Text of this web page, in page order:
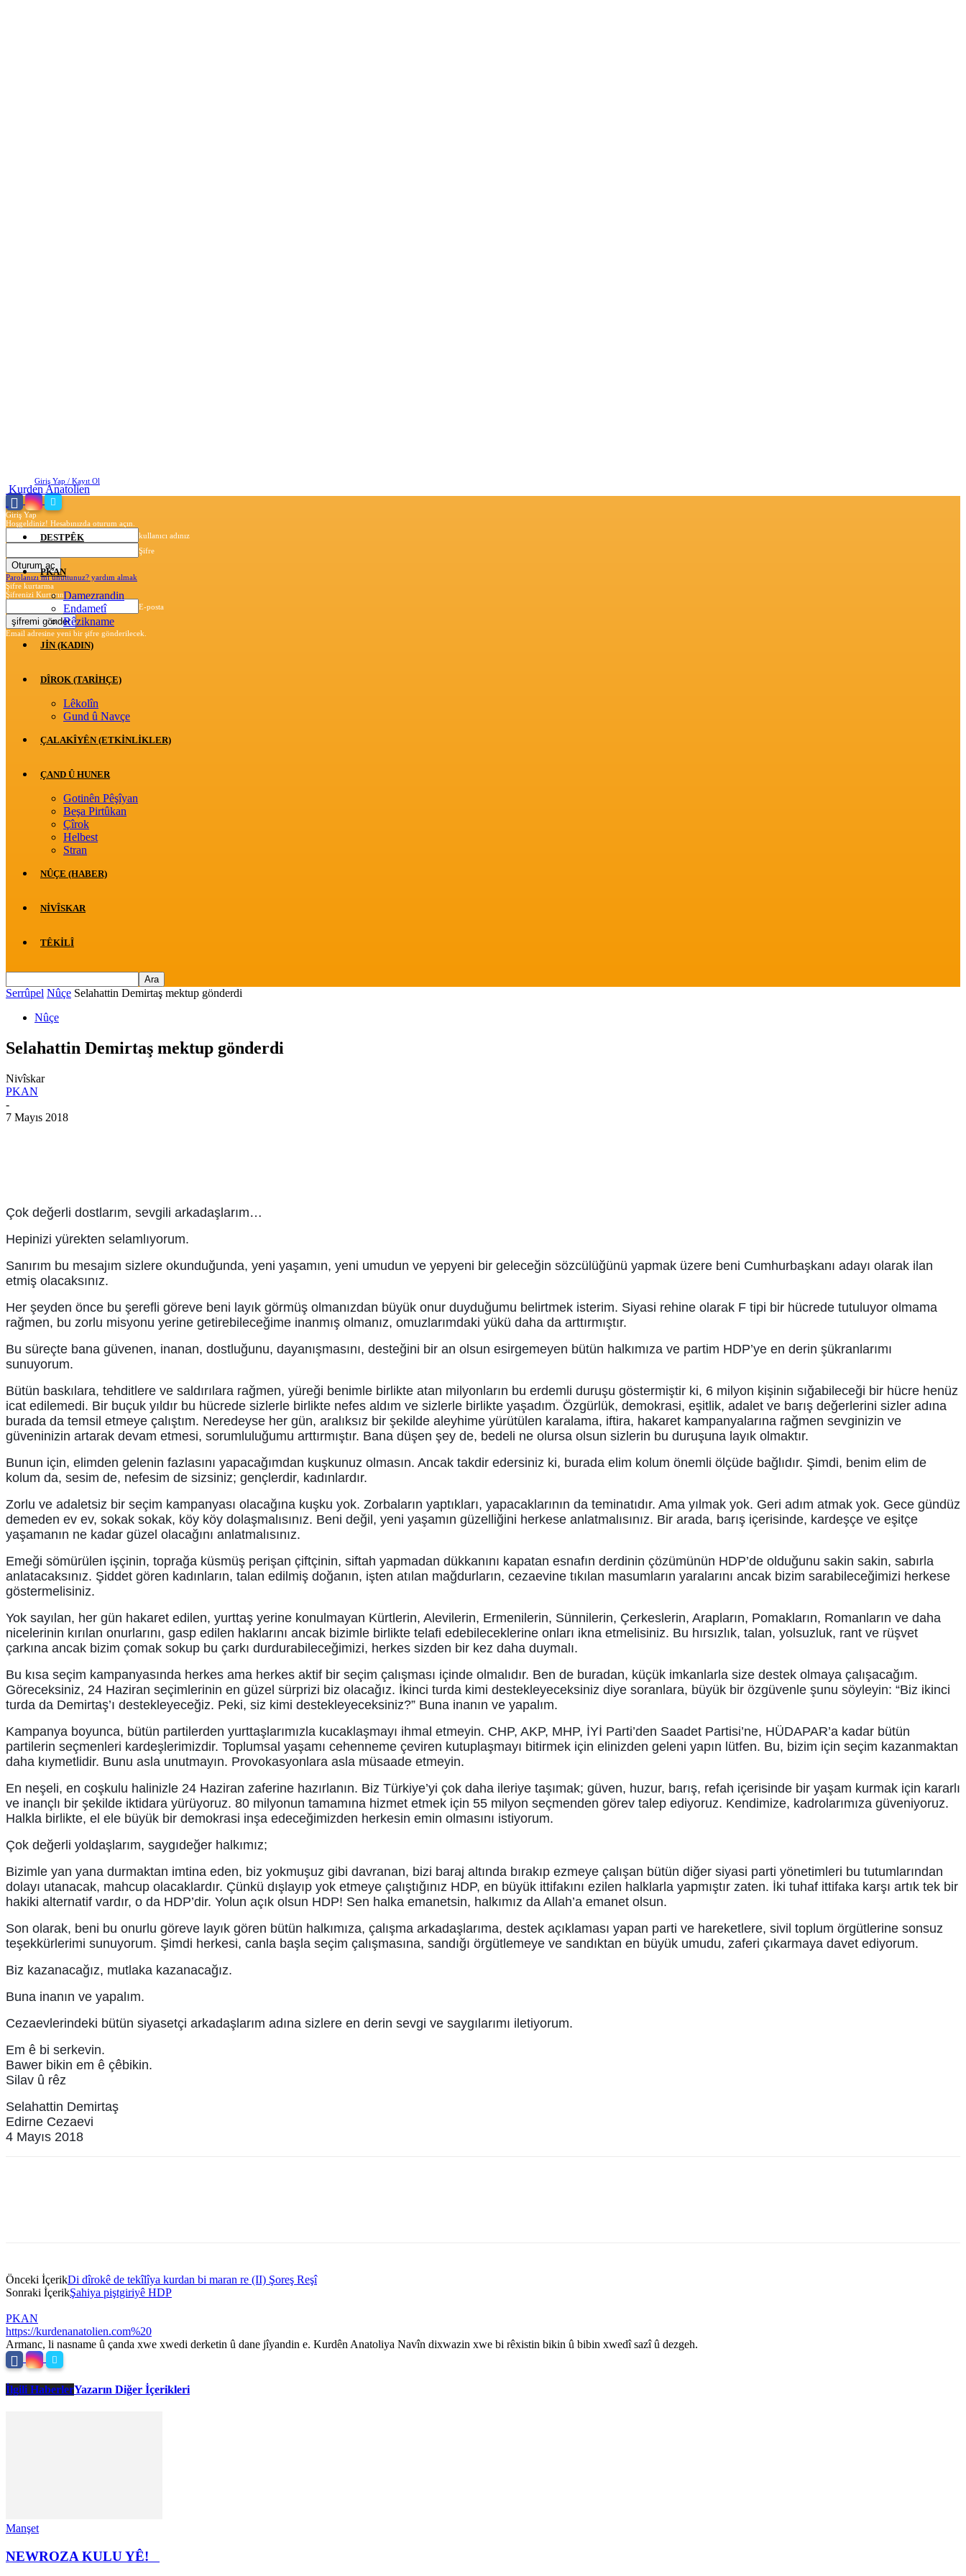
Giriş Yap / Kayıt Ol
Giriş Yap
Hoşgeldiniz! Hesabınızda oturum açın.
kullanıcı adınız
Şifre
Parolanızı mı unuttunuz? yardım almak
Şifre kurtarma
Şifrenizi Kurtarın
E-posta
Email adresine yeni bir şifre gönderilecek.
Kurden Anatolien
DESTPÊK
PKAN
Damezrandin
Endametî
Rêzikname
JİN (KADIN)
DÎROK (TARİHÇE)
Lêkolîn
Gund û Navçe
ÇALAKÎYÊN (ETKINLIKLER)
ÇAND Û HUNER
Gotinên Pêşîyan
Beşa Pirtûkan
Çîrok
Helbest
Stran
NÛÇE (HABER)
NIVÎSKAR
TÊKILÎ
Serrûpel Nûçe Selahattin Demirtaş mektup gönderdi
Nûçe
Selahattin Demirtaş mektup gönderdi
Nivîskar
PKAN
-
7 Mayıs 2018
Çok değerli dostlarım, sevgili arkadaşlarım…
Hepinizi yürekten selamlıyorum.
Sanırım bu mesajım sizlere okunduğunda, yeni yaşamın, yeni umudun ve yepyeni bir geleceğin sözcülüğünü yapmak üzere beni Cumhurbaşkanı adayı olarak ilan
etmiş olacaksınız.
Her şeyden önce bu şerefli göreve beni layık görmüş olmanızdan büyük onur duyduğumu belirtmek isterim. Siyasi rehine olarak F tipi bir hücrede tutuluyor olmama
rağmen, bu zorlu misyonu yerine getirebileceğime inanmış olmanız, omuzlarımdaki yükü daha da arttırmıştır.
Bu süreçte bana güvenen, inanan, dostluğunu, dayanışmasını, desteğini bir an olsun esirgemeyen bütün halkımıza ve partim HDP’ye en derin şükranlarımı
sunuyorum.
Bütün baskılara, tehditlere ve saldırılara rağmen, yüreği benimle birlikte atan milyonların bu erdemli duruşu göstermiştir ki, 6 milyon kişinin sığabileceği bir hücre henüz
icat edilemedi. Bir buçuk yıldır bu hücrede sizlerle birlikte nefes aldım ve sizlerle birlikte yaşadım. Özgürlük, demokrasi, eşitlik, adalet ve barış değerlerini sizler adına
burada da temsil etmeye çalıştım. Neredeyse her gün, aralıksız bir şekilde aleyhime yürütülen karalama, iftira, hakaret kampanyalarına rağmen sevginizin ve
güveninizin artarak devam etmesi, sorumluluğumu arttırmıştır. Bana düşen şey de, bedeli ne olursa olsun sizlerin bu duruşuna layık olmaktır.
Bunun için, elimden gelenin fazlasını yapacağımdan kuşkunuz olmasın. Ancak takdir edersiniz ki, burada elim kolum önemli ölçüde bağlıdır. Şimdi, benim elim de
kolum da, sesim de, nefesim de sizsiniz; gençlerdir, kadınlardır.
Zorlu ve adaletsiz bir seçim kampanyası olacağına kuşku yok. Zorbaların yaptıkları, yapacaklarının da teminatıdır. Ama yılmak yok. Geri adım atmak yok. Gece gündüz
demeden ev ev, sokak sokak, köy köy dolaşmalısınız. Beni değil, yeni yaşamın güzelliğini herkese anlatmalısınız. Bir arada, barış içerisinde, kardeşçe ve eşitçe
yaşamanın ne kadar güzel olacağını anlatmalısınız.
Emeği sömürülen işçinin, toprağa küsmüş perişan çiftçinin, siftah yapmadan dükkanını kapatan esnafın derdinin çözümünün HDP’de olduğunu sakin sakin, sabırla
anlatacaksınız. Şiddet gören kadınların, talan edilmiş doğanın, işten atılan mağdurların, cezaevine tıkılan masumların yaralarını ancak bizim sarabileceğimizi herkese
göstermelisiniz.
Yok sayılan, her gün hakaret edilen, yurttaş yerine konulmayan Kürtlerin, Alevilerin, Ermenilerin, Sünnilerin, Çerkeslerin, Arapların, Pomakların, Romanların ve daha
nicelerinin kırılan onurlarını, gasp edilen haklarını ancak bizimle birlikte telafi edebileceklerine onları ikna etmelisiniz. Bu hırsızlık, talan, yolsuzluk, rant ve rüşvet
çarkına ancak bizim çomak sokup bu çarkı durdurabileceğimizi, herkes sizden bir kez daha duymalı.
Bu kısa seçim kampanyasında herkes ama herkes aktif bir seçim çalışması içinde olmalıdır. Ben de buradan, küçük imkanlarla size destek olmaya çalışacağım.
Göreceksiniz, 24 Haziran seçimlerinin en güzel sürprizi biz olacağız. İkinci turda kimi destekleyeceksiniz diye soranlara, büyük bir özgüvenle şunu söyleyin: “Biz ikinci
turda da Demirtaş’ı destekleyeceğiz. Peki, siz kimi destekleyeceksiniz?” Buna inanın ve yapalım.
Kampanya boyunca, bütün partilerden yurttaşlarımızla kucaklaşmayı ihmal etmeyin. CHP, AKP, MHP, İYİ Parti’den Saadet Partisi’ne, HÜDAPAR’a kadar bütün
partilerin seçmenleri kardeşlerimizdir. Toplumsal yaşamı cehenneme çeviren kutuplaşmayı bitirmek için elinizden geleni yapın lütfen. Bu, bizim için seçim kazanmaktan
daha kıymetlidir. Bunu asla unutmayın. Provokasyonlara asla müsaade etmeyin.
En neşeli, en coşkulu halinizle 24 Haziran zaferine hazırlanın. Biz Türkiye’yi çok daha ileriye taşımak; güven, huzur, barış, refah içerisinde bir yaşam kurmak için kararlı
ve inançlı bir şekilde iktidara yürüyoruz. 80 milyonun tamamına hizmet etmek için 55 milyon seçmenden görev talep ediyoruz. Kendimize, kadrolarımıza güveniyoruz.
Halkla birlikte, el ele büyük bir demokrasi inşa edeceğimizden herkesin emin olmasını istiyorum.
Çok değerli yoldaşlarım, saygıdeğer halkımız;
Bizimle yan yana durmaktan imtina eden, biz yokmuşuz gibi davranan, bizi baraj altında bırakıp ezmeye çalışan bütün diğer siyasi parti yönetimleri bu tutumlarından
dolayı utanacak, mahcup olacaklardır. Çünkü dışlayıp yok etmeye çalıştığınız HDP, en büyük ittifakını ezilen halklarla yapmıştır zaten. İki tuhaf ittifaka karşı artık tek bir
hakiki alternatif vardır, o da HDP’dir. Yolun açık olsun HDP! Sen halka emanetsin, halkımız da Allah’a emanet olsun.
Son olarak, beni bu onurlu göreve layık gören bütün halkımıza, çalışma arkadaşlarıma, destek açıklaması yapan parti ve hareketlere, sivil toplum örgütlerine sonsuz
teşekkürlerimi sunuyorum. Şimdi herkesi, canla başla seçim çalışmasına, sandığı örgütlemeye ve sandıktan en büyük umudu, zaferi çıkarmaya davet ediyorum.
Biz kazanacağız, mutlaka kazanacağız.
Buna inanın ve yapalım.
Cezaevlerindeki bütün siyasetçi arkadaşlarım adına sizlere en derin sevgi ve saygılarımı iletiyorum.
Em ê bi serkevin.
Bawer bikin em ê çêbikin.
Silav û rêz
Selahattin Demirtaş
Edirne Cezaevi
4 Mayıs 2018
Önceki İçerikDi dîrokê de tekîlîya kurdan bi maran re (II) Şoreş Reşî
Sonraki İçerikŞahiya piştgiriyê HDP
PKAN
https://kurdenanatolien.com%20
Armanc, li nasname û çanda xwe xwedi derketin û dane jîyandin e. Kurdên Anatoliya Navîn dixwazin xwe bi rêxistin bikin û bibin xwedî sazî û dezgeh.
İlgili HaberlerYazarın Diğer İçerikleri
Manşet
NEWROZA KULU YÊ!